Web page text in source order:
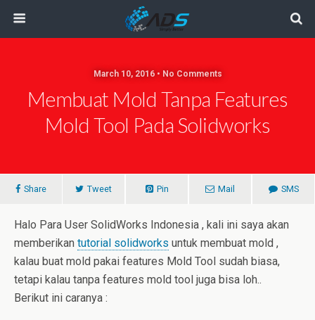
March 10, 2016 • No Comments
Membuat Mold Tanpa Features
Mold Tool Pada Solidworks
Share Tweet Pin Mail SMS
Halo Para User SolidWorks Indonesia , kali ini saya akan
memberikan tutorial solidworks untuk membuat mold ,
kalau buat mold pakai features Mold Tool sudah biasa,
tetapi kalau tanpa features mold tool juga bisa loh..
Berikut ini caranya :